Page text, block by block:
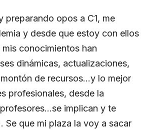
preparando opos a C1, me
y desde que estoy con ellos
conocimientos han
dinámicas, actualizaciones,
de recursos…y lo mejor
profesionales, desde la
implican y te
Se que mi plaza la voy a sacar